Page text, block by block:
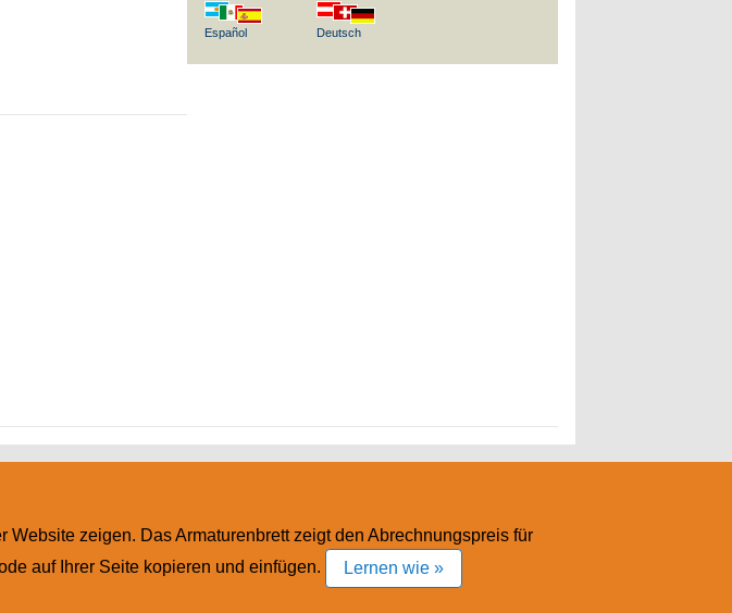
Español Deutsch
zeigen. Das Armaturenbrett zeigt den Abrechnungspreis für
auf Ihrer Seite kopieren und einfügen.
Lernen wie »